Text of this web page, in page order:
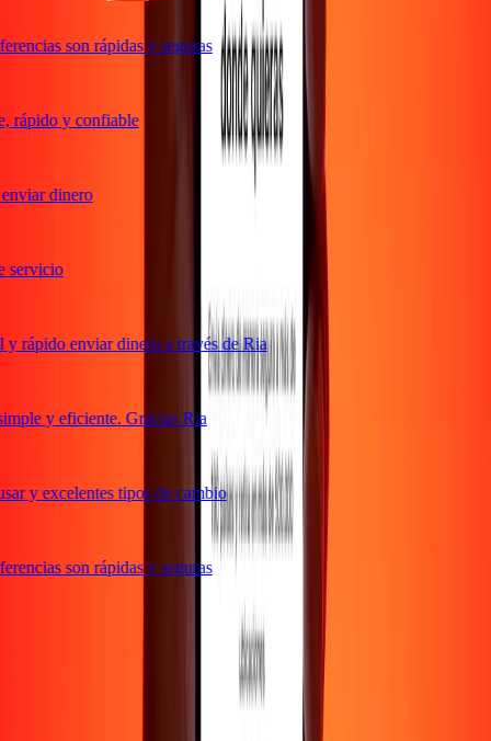
son rápidas y seguras
y confiable
dinero
rápido enviar dinero a través de Ria
y eficiente. Gracias Ria
y excelentes tipos de cambio
son rápidas y seguras